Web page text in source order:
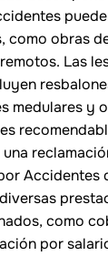
como obras
Las
medulares y
Accidentes
como
por